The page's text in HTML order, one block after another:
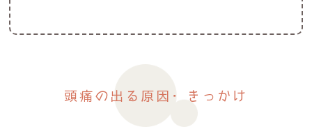
頭痛の出る原因・きっかけ